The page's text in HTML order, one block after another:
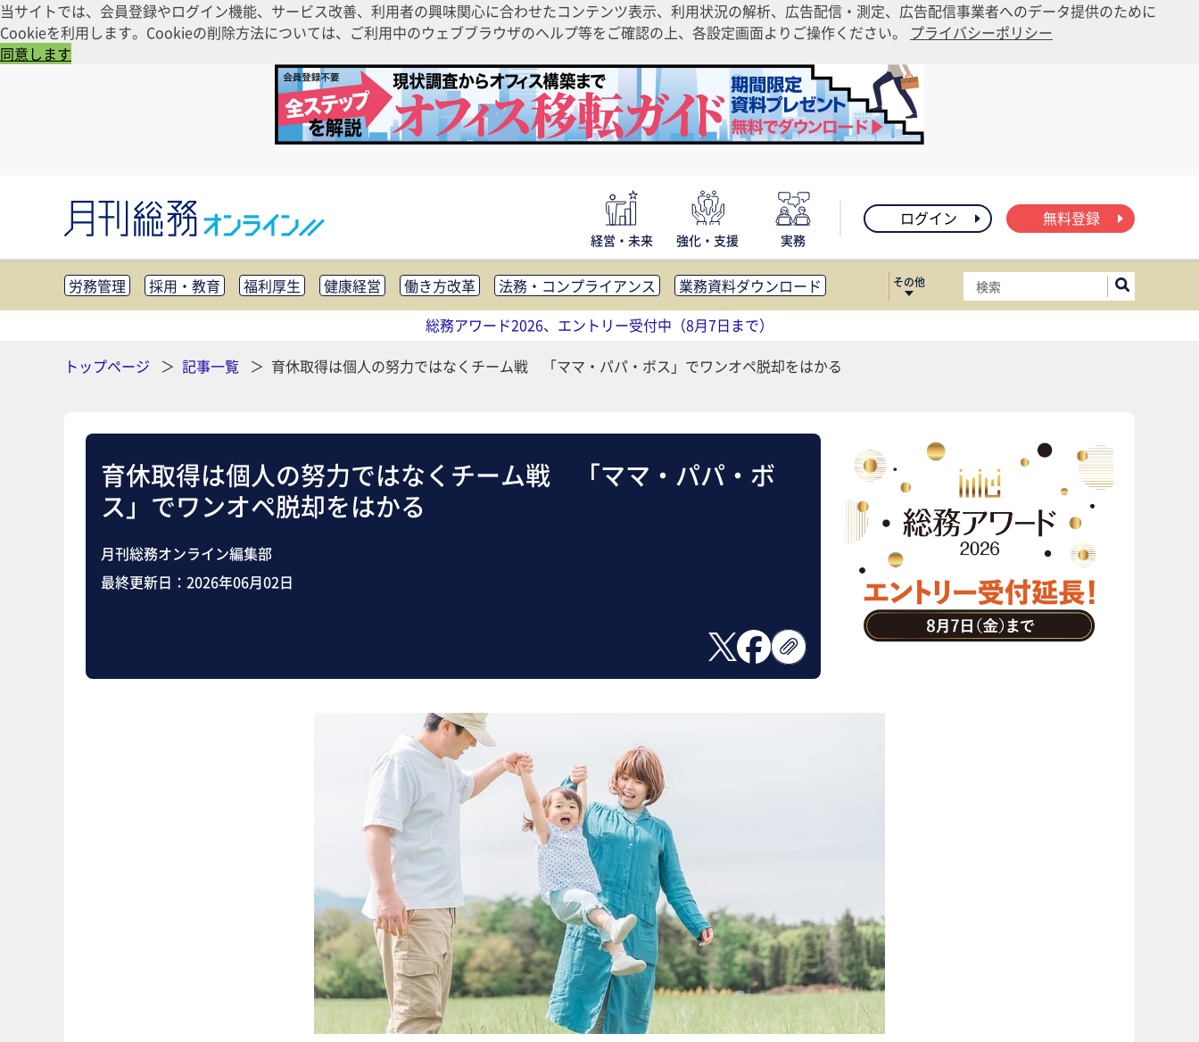
当サイトでは、会員登録やログイン機能、サービス改善、利用者の興味関心に合わせたコンテンツ表示、利用状況の解析、広告配信・測定、広告配信事業者へのデータ提供のために
Cookieを利用します。Cookieの削除方法については、ご利用中のウェブブラウザのヘルプ等をご確認の上、各設定画面よりご操作ください。 プライバシーポリシー
同意します
経営・未来 強化・支援 実務
ログイン 無料登録
労務管理 採用・教育 福利厚生 健康経営 働き方改革 法務・コンプライアンス
業務資料ダウンロード
知財管理
リスクマネジメント・BCP 社外・社内広報 社外・社内コミュニケーション活性化
FM・オフィス移転
助成金・補助金・コスト削減 アウトソーシング・BPO
調査・レポート
その他
総務アワード2026、エントリー受付中（8月7日まで）
トップページ
記事一覧 育休取得は個人の努力ではなくチーム戦 「ママ・パパ・ボス」でワンオペ脱却をはかる
育休取得は個人の努力ではなくチーム戦 「ママ・パパ・ボ
ス」でワンオペ脱却をはかる
月刊総務オンライン編集部
最終更新日： 2026年06月02日